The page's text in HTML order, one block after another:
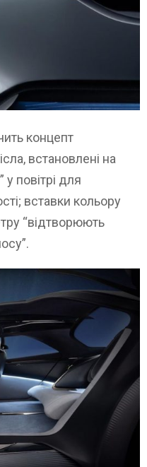
концепт
встановлені на
повітрі для
вставки кольору
“відтворюють